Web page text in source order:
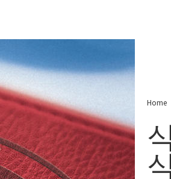
Home